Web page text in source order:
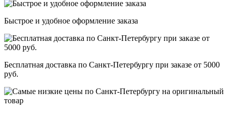
Быстрое и удобное оформление заказа
Бесплатная доставка по Санкт-Петербургу при заказе от 5000
руб.